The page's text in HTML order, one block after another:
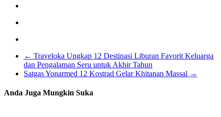
← Traveloka Ungkap 12 Destinasi Liburan Favorit Keluarga
dan Pengalaman Seru untuk Akhir Tahun
Satgas Yonarmed 12 Kostrad Gelar Khitanan Massal →
Anda Juga Mungkin Suka